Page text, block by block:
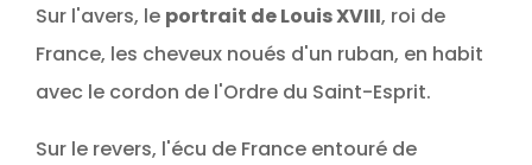
Sur l'avers, le portrait de Louis XVIII, roi de
France, les cheveux noués d'un ruban, en habit
avec le cordon de l'Ordre du Saint-Esprit.
Sur le revers, l'écu de France entouré de